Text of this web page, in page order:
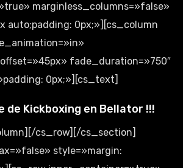
marginless_columns=»false»
auto;padding: 0px;»][cs_column
fade_duration=»750″
0px;»][cs_text]
de Kickboxing en Bellator !!!
cs_row][/cs_section]
style=»margin: